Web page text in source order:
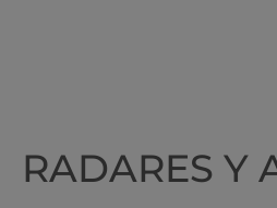
RADARES Y